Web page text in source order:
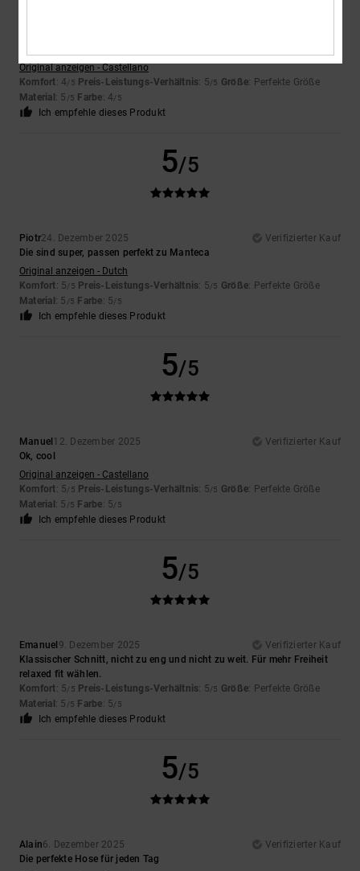
Original anzeigen - Castellano
Komfort: 4/5 Preis-Leistungs-Verhältnis: 5/5 Größe: Perfekte Größe
Material : 5 /5 Farbe: 4/5
Ich empfehle dieses Produkt
5/5
Piotr24. Dezember 2025
Verifizierter Kauf
Die sind super, passen perfekt zu Manteca
Original anzeigen - Dutch
Komfort: 5/5 Preis-Leistungs-Verhältnis: 5/5 Größe: Perfekte Größe
Material : 5 /5 Farbe: 5/5
Ich empfehle dieses Produkt
5/5
Manuel 12. Dezember 2025
Verifizierter Kauf
Ok, cool
Original anzeigen - Castellano
Komfort: 5/5 Preis-Leistungs-Verhältnis: 5/5 Größe: Perfekte Größe
Material : 5 /5 Farbe: 5/5
Ich empfehle dieses Produkt
5/5
Emanuel 9. Dezember 2025
Verifizierter Kauf
Klassischer Schnitt, nicht zu eng und nicht zu weit. Für mehr Freiheit
relaxed fit wählen.
Komfort: 5/5 Preis-Leistungs-Verhältnis: 5/5 Größe: Perfekte Größe
Material : 5 /5 Farbe: 5/5
Ich empfehle dieses Produkt
5/5
Alain6. Dezember 2025
Verifizierter Kauf
Die perfekte Hose für jeden Tag